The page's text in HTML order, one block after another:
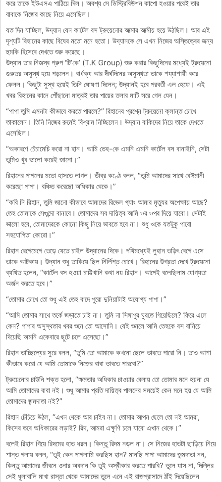
করে তাকে ইউএসএ পাঠিয়ে দিল। অবশ্য সে ডিস্ট্রিবিউশন কাপো হওয়ার পরেই তার
বাবাকে নিজের কাছে নিয়ে এসেছিল।
যত দিন যাচ্ছিল, উদ্যান যেন কার্টেল বস ট্রুয়েনোর আত্মার আত্মীয় হয়ে উঠছিল। আর এই
দৃশ্যটি রিহানের কাছে বিষের মতো মনে হতো। উদ্যানকে সে এখন নিজের অস্তিত্বের জন্য
হুমকি হিসেবে দেখতে শুরু করেছে।
উদ্যান তার নিজস্ব গ্রুপ ‘টি’কে’ (T.K Group) শুরু করার কিছুদিনের মধ্যেই ট্রুয়েনো
গুরুতর অসুস্থ হয়ে পড়লেন। বার্ধক্য আর দীর্ঘদিনের অসুস্থতা তাকে শয্যাশায়ী করে
ফেলল। কিছুটা সুস্থ হয়েই তিনি ঘোষণা দিলেন; উদ্যানই হবে পরবর্তী এল হেফে। এই
খবর রিহানের কানে পৌঁছানো মাত্রই তার পায়ের তলার মাটি সরে গেল যেন।
“পাপা তুমি এমনটা কীভাবে করতে পারলে?” রিহানের প্রশ্নে ট্রুয়েনো ক্লান্ত চোখে
তাকালেন। তিনি নিজের রুমেই বিশ্রাম নিচ্ছিলেন। উদ্যান বাকিদের নিয়ে তাকে দেখতে
এসেছিল।
“অকারণে চেঁচামেচি করো না হান। আমি তেহ-কে এমনি এমনি কার্টেল বস বানাইনি, সেটা
তুমিও খুব ভালো করেই জানো।”
রিহানের পাগলের মতো হাসতে লাগল। তীব্র কণ্ঠে বলল, “তুমি আমাদের সাথে বেঈমানী
করেছো পাপা। বঞ্চিত করেছো অধিকার থেকে।”
“করি নি রিহান, তুমি জানো কীভাবে আমাদের রিভেল গ্যাং আমার মৃত্যুর অপেক্ষায় আছে?
তেহ তোমাকে সেগুন্দো বানাবে। তোমাদের সব দায়িত্ব আমি ওর ওপর দিয়ে যাবো। সেটাই
ভালো হবে, তোমাদেরকে কোনো কিছু নিয়ে ভাবতে হবে না। শুধু ওকে যতটুকু পারো
সহযোগিতা কোরো।”
রিহান রেগেমেগে তেড়ে যেতে চাইল উদ্যানের দিকে। পথিমধ্যেই লুহান তড়িৎ বেগে এসে
তাকে আটকায়। উদ্যান শুধু তাকিয়ে ছিল নির্লিপ্ত চোখে। রিহানের উগ্রতা দেখে ট্রুয়েনো
ব্যথিত হলেন, “কার্টেল বস হওয়া চাট্টিখানি কথা নয় রিহান। আগেই বলেছিলাম যোগ্যতা
অর্জন করতে হবে।”
“তোমার চোখে তো শুধু এই তেহ বাদে পুরো দুনিয়াটাই অযোগ্য পাপা।”
“আমি তোমার সাথে তর্কে জড়াতে চাই না। তুমি না সিঙ্গাপুর ঘুরতে গিয়েছিলে? ফিরে এলে
কেন? পাপার অসুস্থতার খবর শুনে তো আসোনি। যেই শুনলে আমি তেহকে বস বানিয়ে
দিয়েছি অমনি একেবারে ছুটে চলে এসেছো।”
রিহান তাচ্ছিল্যের সুরে বলল, “তুমি তো আমাকে কখনো ছেলে ভাবতে পারো নি। তাও আশা
কীভাবে করো যে আমি তোমাকে নিজের বাবা ভাবতে পারবো?”
ট্রুয়েনোর চাউনি শক্ত হলো, “ক্ষমতার অধিকার চাওয়ার বেলায় তো তোমার মনে হয়না যে
আমি তোমাদের বাবা নই। শুধু আমার প্রতি দায়িত্ব পালনের সময়েই কেন মনে হয় যে আমি
তোমাদের জন্মদাতা নই?”
রিহান চেঁচিয়ে উঠল, “এখন থেকে আর চাইব না। তোমার আপন ছেলে তো নই আমরা,
কিসের তবে অধিকারের লড়াই? রিদ, আমরা এক্ষুণি চলে যাবো এখান থেকে।”
বলেই রিহান গিয়ে রিদমের হাত ধরল। কিন্তু রিদম নড়ল না। সে নিজের হাতটা ছাড়িয়ে নিয়ে
শান্ত গলায় বলল, “তুই কেন পাগলামি করছিস হান? মানছি পাপা আমাদের জন্মদাতা নন,
কিন্তু আমাদের জীবনে ওনার অবদান কি তুই অস্বীকার করতে পারবি? ভুলে যাস না, দিল্লির
সেই ধূলাবালি মাখা রাস্তা থেকে আমাদের তুলে এনে এই রাজপ্রাসাদে ঠাঁই দিয়েছিলেন